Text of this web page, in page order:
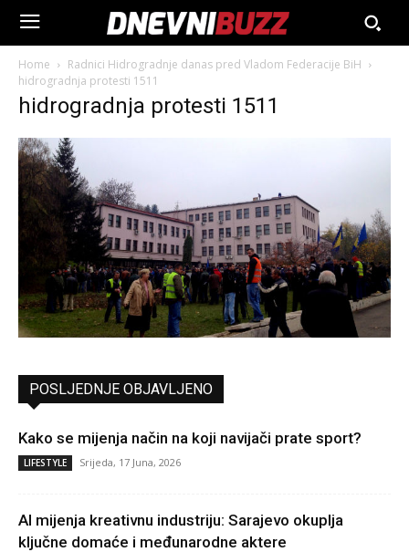
Home
Radnici Hidrogradnje danas pred Vladom Federacije BiH
hidrogradnja protesti 1511
hidrogradnja protesti 1511
POSLJEDNJE OBJAVLJENO
Kako se mijenja način na koji navijači prate sport?
LIFESTYLE Srijeda, 17 Juna, 2026
AI mijenja kreativnu industriju: Sarajevo okuplja
ključne domaće i međunarodne aktere